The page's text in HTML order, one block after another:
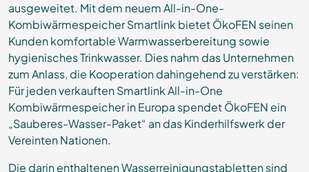
ausgeweitet. Mit dem neuem All-in-One-
Kombiwärmespeicher Smartlink bietet ÖkoFEN seinen
Kunden komfortable Warmwasserbereitung sowie
hygienisches Trinkwasser. Dies nahm das Unternehmen
zum Anlass, die Kooperation dahingehend zu verstärken:
Für jeden verkauften Smartlink All-in-One
Kombiwärmespeicher in Europa spendet ÖkoFEN ein
„Sauberes-Wasser-Paket“ an das Kinderhilfswerk der
Vereinten Nationen.
Die darin enthaltenen Wasserreinigungstabletten sind